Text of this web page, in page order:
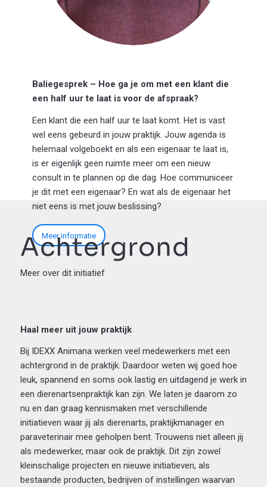
Baliegesprek – Hoe ga je om met een klant die
een half uur te laat is voor de afspraak?
Een klant die een half uur te laat komt. Het is vast
wel eens gebeurd in jouw praktijk. Jouw agenda is
helemaal volgeboekt en als een eigenaar te laat is,
is er eigenlijk geen ruimte meer om een nieuw
consult in te plannen op die dag. Hoe communiceer
je dit met een eigenaar? En wat als de eigenaar het
niet eens is met jouw beslissing?
Meer informatie
Achtergrond
Meer over dit initiatief
Haal meer uit jouw praktijk
Bij IDEXX Animana werken veel medewerkers met een
achtergrond in de praktijk. Daardoor weten wij goed hoe
leuk, spannend en soms ook lastig en uitdagend je werk in
een dierenartsenpraktijk kan zijn. We laten je daarom zo
nu en dan graag kennismaken met verschillende
initiatieven waar jij als dierenarts, praktijkmanager en
paraveterinair mee geholpen bent. Trouwens niet alleen jij
als medewerker, maar ook de praktijk. Dit zijn zowel
kleinschalige projecten en nieuwe initiatieven, als
bestaande producten, bedrijven of instellingen waarvan